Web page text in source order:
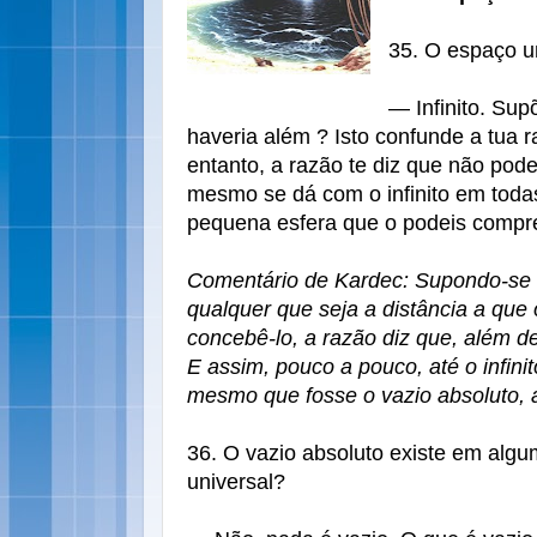
35. O espaço
— Infinito.
haveria além ? Isto confunde a tua
entanto, a razão te diz que não
mesmo se dá com o infinito em
pequena esfera que o podeis
Comentário de Kardec: Supondo-
qualquer que seja a distância a que
concebê-lo, a razão diz que, além
E assim, pouco a pouco, até o
mesmo que fosse o vazio absoluto,
36. O vazio absoluto existe em
universal?